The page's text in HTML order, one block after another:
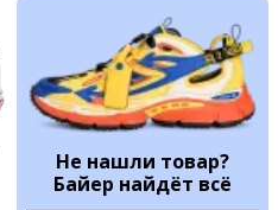
Не нашли товар?
Байер найдёт всё